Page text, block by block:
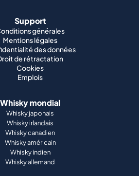
Support
générales
Mentions légales
des données
de rétractation
Cookies
Emplois
Whisky mondial
Whisky japonais
Whisky irlandais
Whisky canadien
Whisky américain
Whisky indien
Whisky allemand